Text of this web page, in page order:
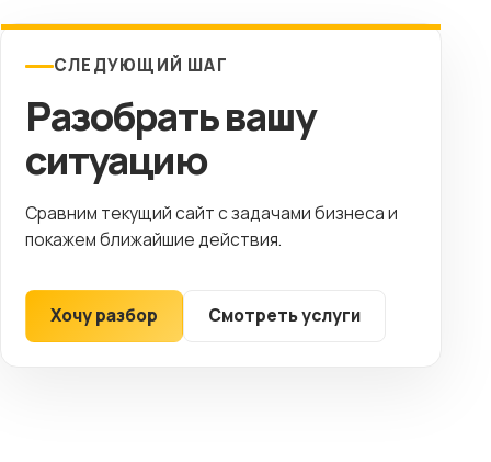
СЛЕДУЮЩИЙ ШАГ
Разобрать вашу
ситуацию
Сравним текущий сайт с задачами бизнеса и
покажем ближайшие действия.
Хочу разбор Смотреть услуги